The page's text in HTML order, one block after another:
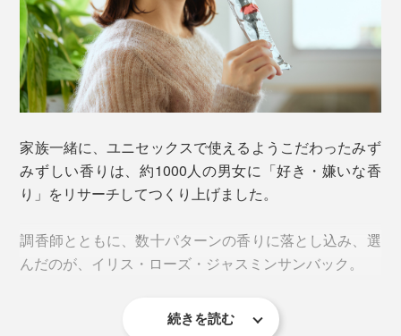
森林などの土壌で、とてつもなく長い歳月をかけて分解
と発酵をくり返しながら堆積した栄養成分から抽出され
た希少なエキス。
“大地の力”を凝縮したフムスエキスは、雨とともに川、
命の循環物質のひとつ。
紫外線やストレスから発生する活性酸素に反応して、頭
皮や髪にハリやコシを与えるヘマチン。髪に塗ると毛髪
傷んだ髪をしっかり覆ってダメージをケア。
家族一緒に、ユニセックスで使えるようこだわったみず
みずしい香りは、約1000人の男女に「好き・嫌いな香
り」をリサーチしてつくり上げました。
調香師とともに、数十パターンの香りに落とし込み、選
んだのが、イリス・ローズ・ジャスミンサンバック。
続きを読む